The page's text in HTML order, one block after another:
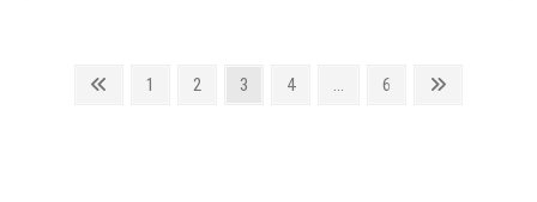
Stronicowanie
Poprzednia
Strona
1 Strona
2 Strona
3 Strona
4 … Strona
6